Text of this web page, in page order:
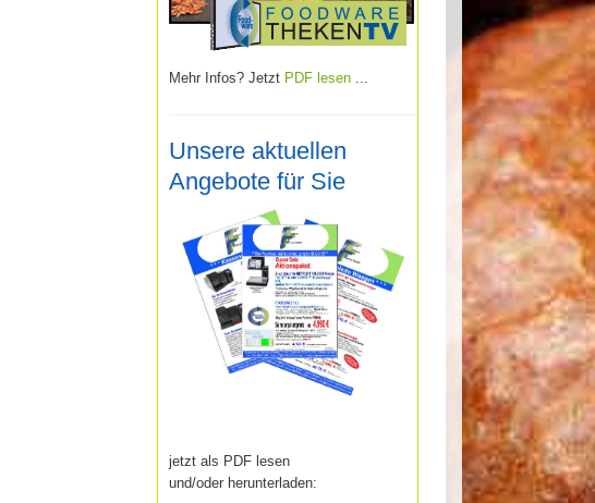
Mehr Infos? Jetzt PDF lesen ...
Unsere aktuellen
Angebote für Sie
jetzt als PDF lesen
und/oder herunterladen: